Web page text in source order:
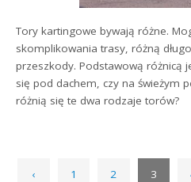
Tory kartingowe bywają różne.
skomplikowania trasy, różną
przeszkody. Podstawową różnicą
się pod dachem, czy na świeżym
różnią się te dwa rodzaje torów?
‹ 1 2 3